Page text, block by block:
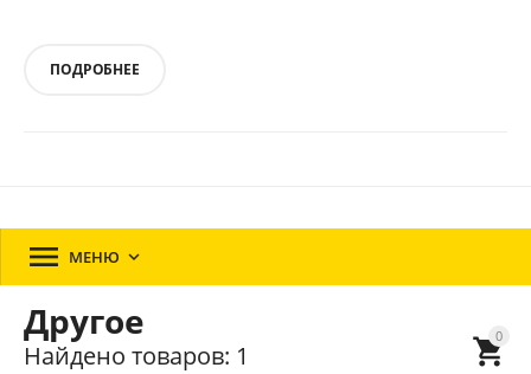
ПОДРОБНЕЕ
0

 МЕНЮ 
Другое
Найдено товаров: 1